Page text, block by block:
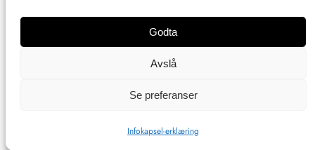
Godta
Avslå
Se preferanser
Infokapsel-erklæring
©2015-2026 Trondheim Green Fest
This website was created with love
Nordique